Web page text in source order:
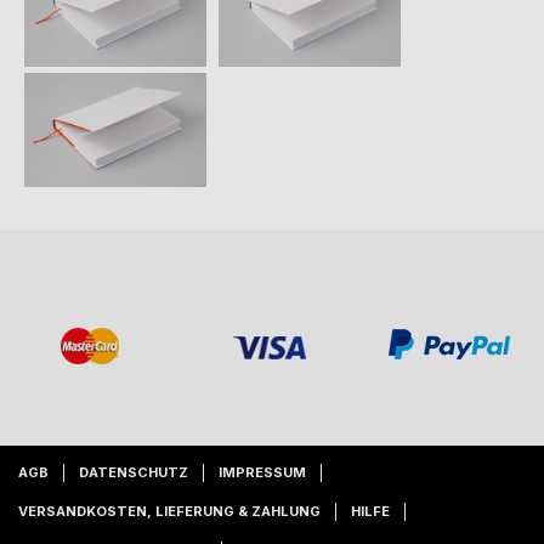
AGB DATENSCHUTZ IMPRESSUM
VERSANDKOSTEN, LIEFERUNG & ZAHLUNG HILFE